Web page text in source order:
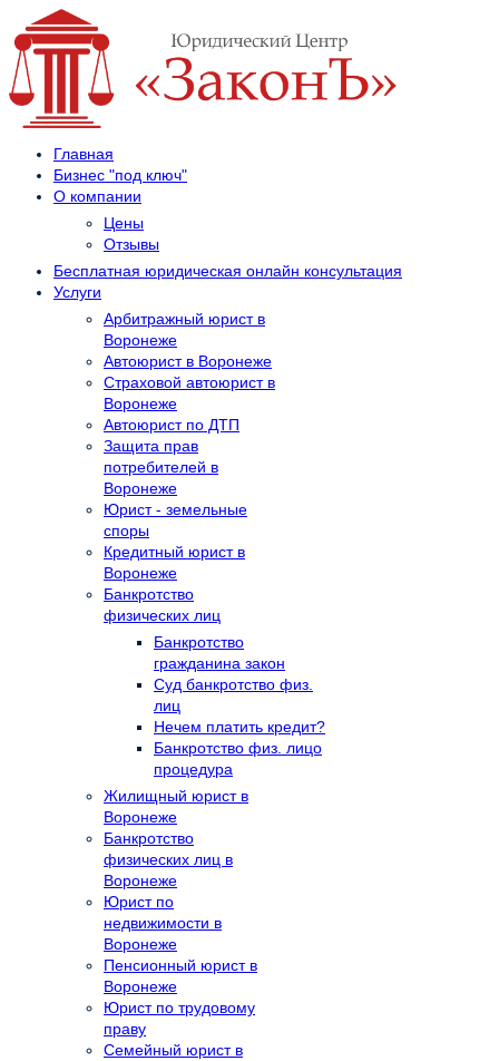
Главная
Бизнес "под ключ"
О компании
Цены
Отзывы
Бесплатная юридическая онлайн консультация
Услуги
Арбитражный юрист в
Воронеже
Автоюрист в Воронеже
Страховой автоюрист в
Воронеже
Автоюрист по ДТП
Защита прав
потребителей в
Воронеже
Юрист - земельные
споры
Кредитный юрист в
Воронеже
Банкротство
физических лиц
Банкротство
гражданина закон
Суд банкротство физ.
лиц
Нечем платить кредит?
Банкротство физ. лицо
процедура
Жилищный юрист в
Воронеже
Банкротство
физических лиц в
Воронеже
Юрист по
недвижимости в
Воронеже
Пенсионный юрист в
Воронеже
Юрист по трудовому
праву
Семейный юрист в